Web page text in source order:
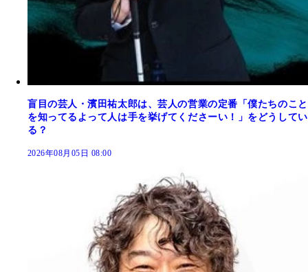
盲目の芸人・濱田祐太郎は、芸人の営業の定番「僕たちのこと
を知ってるよって人は手を挙げてくださーい！」をどうしてい
る？
2026年08月05日 08:00